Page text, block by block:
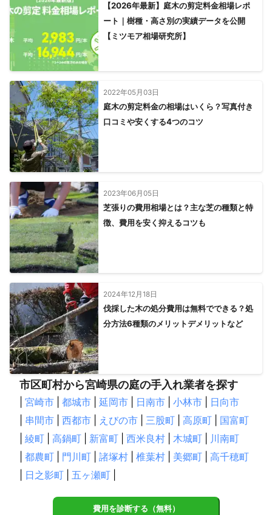
【2026年最新】庭木の剪定料金相場レポ
ート｜樹種・高さ別の実績データを公開
【ミツモア相場研究所】
2022年05月03日
庭木の剪定料金の相場はいくら？写真付き
口コミや安くする4つのコツ
2023年06月05日
芝張りの費用相場とは？主な芝の種類と特
徴、費用を安く抑えるコツも
2024年12月18日
伐採した木の処分費用は無料でできる？処
分方法6種類のメリットデメリットなど
市区町村から宮崎県の庭の手入れ業者を探す
宮崎市 都城市 延岡市 日南市 小林市
日向市
串間市 西都市 えびの市 三股町 高原町
国富町
綾町 高鍋町 新富町 西米良村 木城町
川南町
都農町 門川町 諸塚村 椎葉村 美郷町
高千穂町
日之影町 五ヶ瀬町
費用を診断する（無料）